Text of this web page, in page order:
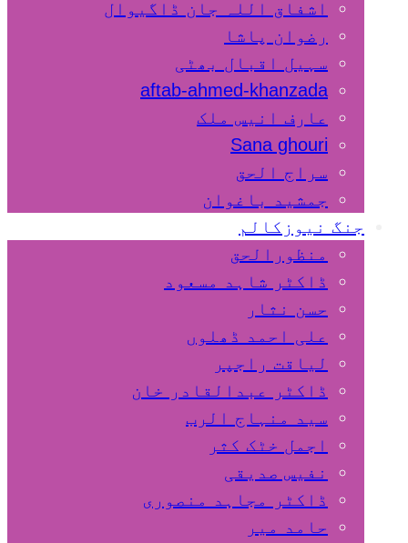
اشفاق اللہ جان ڈاگیوال
رضوان پاشا
سہیل اقبال بھٹی
aftab-ahmed-khanzada
عارف انیس ملک
Sana ghouri
سراج الحق
جمشید باغوان
جنگ نیوزکالم
منظورالحق
ڈاکٹر شاہد مسعود
حسن نثار
علی احمد ڈھلوں
لیاقت راجپر
ڈاکٹر عبدالقادر خان
سید منہاج الرب
اجمل خٹک کثر
نفیس صدیقی
ڈاکٹر مجاہد منصوری
حامد میر